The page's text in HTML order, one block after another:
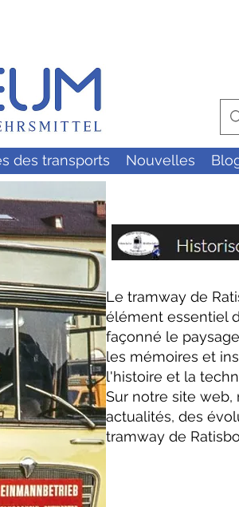
des transports Nouvelles
Le tramway de
élément essentiel
façonné le
les mémoires et
l'histoire et la
Sur notre site
actualités, des
tramway de